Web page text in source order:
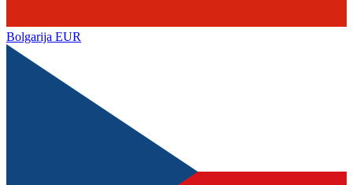
Bolgarija EUR